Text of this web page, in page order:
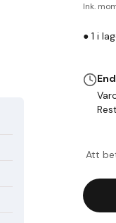
Ink.
● 1 i
Att